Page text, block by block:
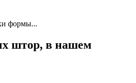
формы...
штор, в нашем